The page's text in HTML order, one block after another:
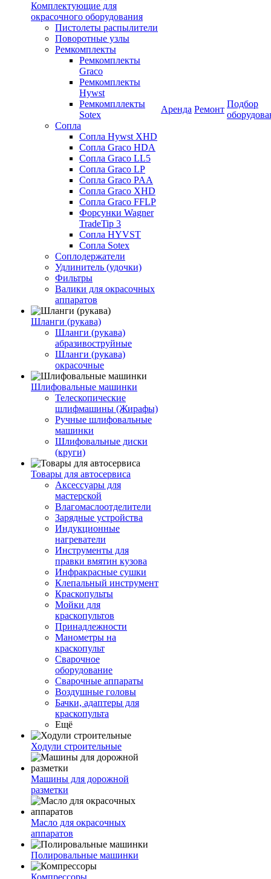
Комплектующие для
окрасочного оборудования
Пистолеты распылители
Поворотные узлы
Ремкомплекты
Ремкомплекты
Graco
Ремкомплекты
Hywst
Ремкомпллекты
Sotex
Сопла
Сопла Hywst XHD
Сопла Graco HDA
Сопла Graco LL5
Сопла Graco LP
Сопла Graco PAA
Сопла Graco XHD
Сопла Graco FFLP
Форсунки Wagner
TradeTip 3
Сопла HYVST
Сопла Sotex
Соплодержатели
Удлинитель (удочки)
Фильтры
Валики для окрасочных
аппаратов
Шланги (рукава)
Шланги (рукава)
абразивоструйные
Шланги (рукава)
окрасочные
Шлифовальные машинки
Телескопические
шлифмашины (Жирафы)
Ручные шлифовальные
машинки
Шлифовальные диски
(круги)
Товары для автосервиса
Аксессуары для
мастерской
Влагомаслоотделители
Зарядные устройства
Индукционные
нагреватели
Инструменты для
правки вмятин кузова
Инфракрасные сушки
Клепальный инструмент
Краскопульты
Мойки для
краскопультов
Принадлежности
Манометры на
краскопульт
Сварочное
оборудование
Сварочные аппараты
Воздушные головы
Бачки, адаптеры для
краскопульта
Ещё
Ходули строительные
Машины для дорожной
разметки
Масло для окрасочных
аппаратов
Полировальные машинки
Компрессоры
Аренда Ремонт
Подбор